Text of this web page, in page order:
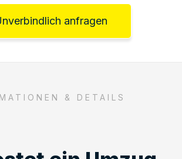
anfragen
& DETAILS